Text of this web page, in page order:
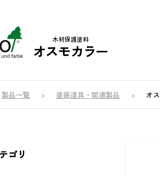
木材保護塗料
オスモカラー
製品一覧 塗装道具・関連製品 オ
ゴリ